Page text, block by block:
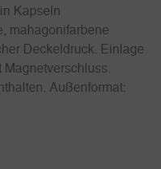
Kapseln
mahagonifarbene
Deckeldruck. Einlage
Außenformat: